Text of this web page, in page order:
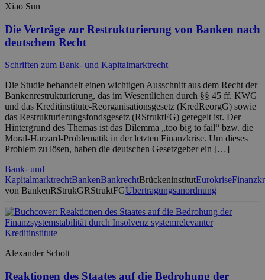
Xiao Sun
Die Verträge zur Restrukturierung von Banken nach
deutschem Recht
Schriften zum Bank- und Kapitalmarktrecht
Die Studie behandelt einen wichtigen Ausschnitt aus dem Recht der
Bankenrestrukturierung, das im Wesentlichen durch §§ 45 ff. KWG
und das Kreditinstitute-Reorganisationsgesetz (KredReorgG) sowie
das Restrukturierungsfondsgesetz (RStruktFG) geregelt ist. Der
Hintergrund des Themas ist das Dilemma „too big to fail“ bzw. die
Moral-Harzard-Problematik in der letzten Finanzkrise. Um dieses
Problem zu lösen, haben die deutschen Gesetzgeber ein […]
Bank- und
KapitalmarktrechtBankenBankrechtBrückeninstitutEurokrise
von BankenRStrukGRStruktFGÜbertragungsanordnung
Alexander Schott
Reaktionen des Staates auf die Bedrohung der